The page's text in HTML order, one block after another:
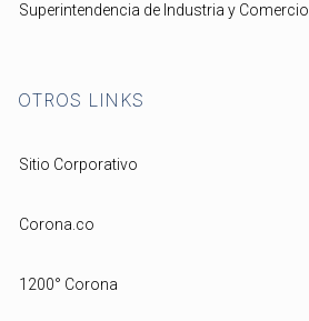
Superintendencia de Industria y Comercio
OTROS LINKS
Sitio Corporativo
Corona.co
1200° Corona